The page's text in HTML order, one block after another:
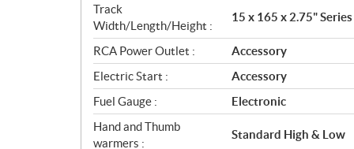
Track
Width/Length/Height :
15 x 165 x 2.75"
RCA Power Outlet :
Accessory
Electric Start :
Accessory
Fuel Gauge :
Electronic
Hand and Thumb
warmers :
Standard High & Low